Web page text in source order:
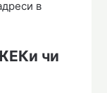
в
чи